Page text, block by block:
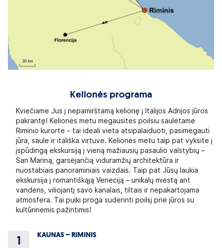
Kelionės programa
Kviečiame Jus į nepamirštamą kelionę į Italijos Adrijos jūros
pakrantę! Kelionės metu mėgausitės poilsiu saulėtame
Riminio kurorte – tai ideali vieta atsipalaiduoti, pasimėgauti
jūra, saule ir itališka virtuve. Kelionės metu taip pat vyksite į
įspūdingą ekskursiją į vieną mažiausių pasaulio valstybių –
San Mariną, garsėjančią viduramžių architektūra ir
nuostabiais panoraminiais vaizdais. Taip pat Jūsų laukia
ekskursija į romantiškąją Veneciją – unikalų miestą ant
vandens, viliojantį savo kanalais, tiltais ir nepakartojama
atmosfera. Tai puiki proga suderinti poilsį prie jūros su
kultūrinėmis pažintimis!
1
KAUNAS – RIMINIS